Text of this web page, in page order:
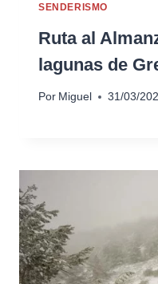
SENDERISMO
Ruta al
lagunas de
Por Miguel 31/03/